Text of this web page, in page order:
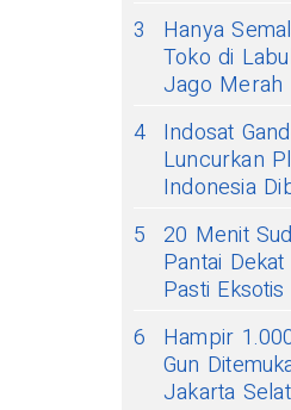
3
Hanya
Toko di
Jago Merah
4 Indosat
Luncurkan
Indonesia
5 20 Menit
Pantai
Pasti
6
Hampir
Gun
Jakarta